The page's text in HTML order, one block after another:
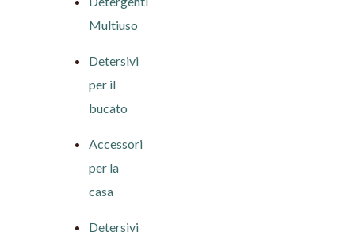
Multiuso
Detersivi
per il
bucato
Accessori
per la
casa
Detersivi